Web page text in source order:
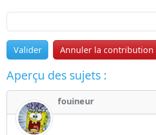
Valider Annuler la contribution
Aperçu des sujets :
fouineur